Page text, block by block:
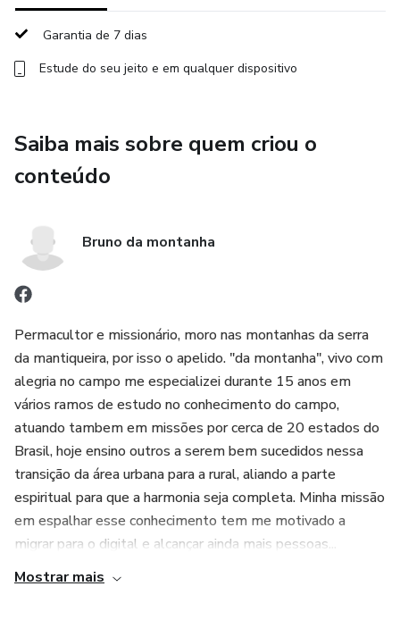
Garantia de 7 dias
Estude do seu jeito e em qualquer dispositivo
Saiba mais sobre quem criou o
conteúdo
Bruno da montanha
Permacultor e missionário, moro nas montanhas da serra
da mantiqueira, por isso o apelido. "da montanha", vivo com
alegria no campo me especializei durante 15 anos em
vários ramos de estudo no conhecimento do campo,
atuando tambem em missões por cerca de 20 estados do
Brasil, hoje ensino outros a serem bem sucedidos nessa
transição da área urbana para a rural, aliando a parte
espiritual para que a harmonia seja completa. Minha missão
em espalhar esse conhecimento tem me motivado a
migrar para o digital e alcançar ainda mais pessoas...
Mostrar mais